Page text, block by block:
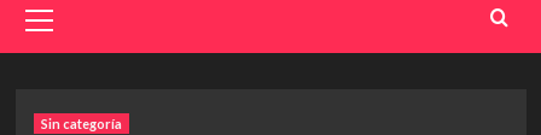
Menu
Sin categoría